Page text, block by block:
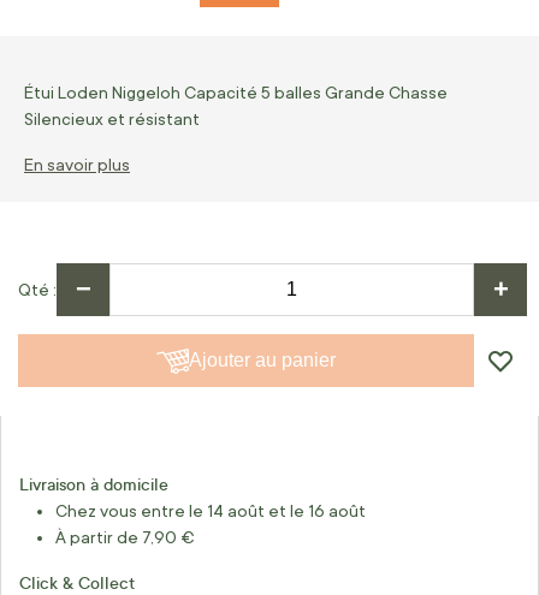
Étui Loden Niggeloh Capacité 5 balles Grande Chasse
Silencieux et résistant
En savoir plus
Qté − +
Ajouter au panier
Livraison à domicile
Chez vous entre le 14 août et le 16 août
À partir de 7,90 €
Click & Collect